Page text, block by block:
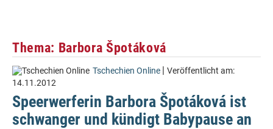
Thema: Barbora Špotáková
Tschechien Online | Veröffentlicht am:
14.11.2012
Speerwerferin Barbora Špotáková ist
schwanger und kündigt Babypause an